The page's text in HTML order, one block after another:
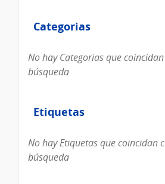
Categorias
Categorias
No hay Categorias que
búsqueda
Etiquetas
Etiquetas
No hay Etiquetas que coincidan
búsqueda